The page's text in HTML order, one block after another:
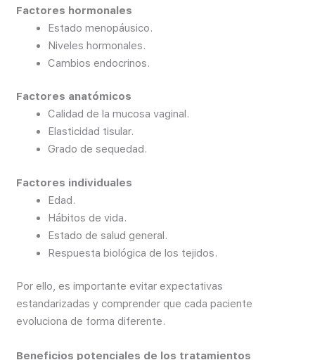
Factores hormonales
Estado menopáusico.
Niveles hormonales.
Cambios endocrinos.
Factores anatómicos
Calidad de la mucosa vaginal.
Elasticidad tisular.
Grado de sequedad.
Factores individuales
Edad.
Hábitos de vida.
Estado de salud general.
Respuesta biológica de los tejidos.
Por ello, es importante evitar expectativas
estandarizadas y comprender que cada paciente
evoluciona de forma diferente.
Beneficios potenciales de los tratamientos